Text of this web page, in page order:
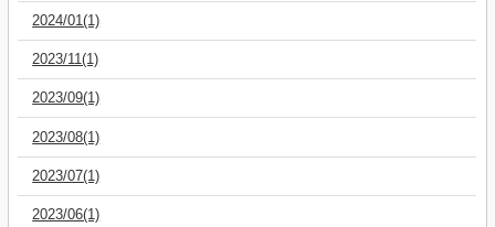
2024/01(1)
2023/11(1)
2023/09(1)
2023/08(1)
2023/07(1)
2023/06(1)